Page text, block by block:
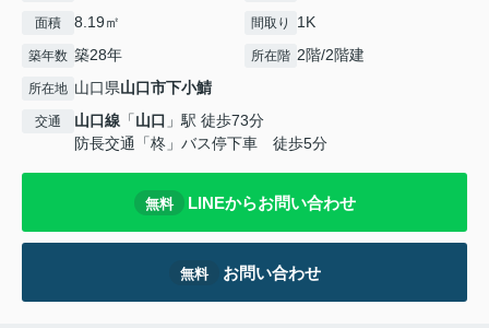
面積 8.19㎡ 間取り 1K
築年数 築28年 所在階 2階/2階建
所在地 山口県山口市下小鯖
交通 山口線 「山口 」駅 徒歩73分
防長交通「柊」バス停下車 徒歩5分
無料 LINEからお問い合わせ
無料 お問い合わせ